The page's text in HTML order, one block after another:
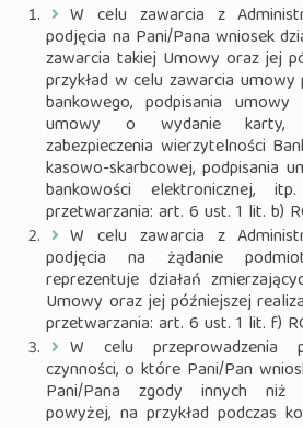
W celu zawarcia z
podjęcia na Pani/Pana wniosek
zawarcia takiej Umowy oraz jej
przykład w celu zawarcia umowy
bankowego, podpisania
umowy o wydanie karty,
zabezpieczenia wierzytelności
kasowo-skarbcowej, podpisania
bankowości elektronicznej,
przetwarzania: art. 6 ust. 1 lit. b)
W celu zawarcia z
podjęcia na żądanie
reprezentuje działań
Umowy oraz jej późniejszej
przetwarzania: art. 6 ust. 1 lit. f)
W celu przeprowadzenia
czynności, o które Pani/Pan
Pani/Pana zgody innych niż
powyżej, na przykład podczas